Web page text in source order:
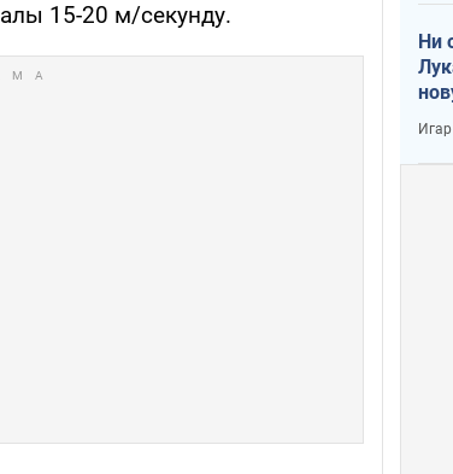
15-20 м/секунду.
Ни